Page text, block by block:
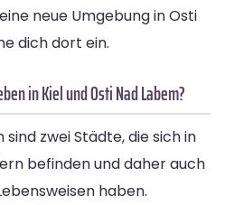
neue Umgebung in Osti
dich dort ein.
in Kiel und Osti Nad Labem?
sind zwei Städte, die sich in
befinden und daher auch
haben.